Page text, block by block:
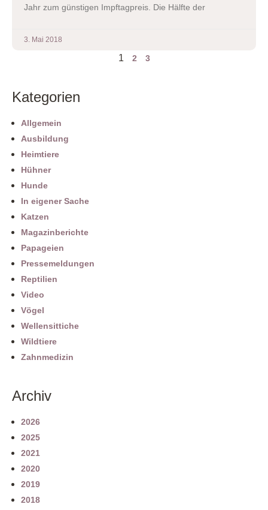
Jahr zum günstigen Impftagpreis. Die Hälfte der
3. Mai 2018
1 2 3
Kategorien
Allgemein
Ausbildung
Heimtiere
Hühner
Hunde
In eigener Sache
Katzen
Magazinberichte
Papageien
Pressemeldungen
Reptilien
Video
Vögel
Wellensittiche
Wildtiere
Zahnmedizin
Archiv
2026
2025
2021
2020
2019
2018